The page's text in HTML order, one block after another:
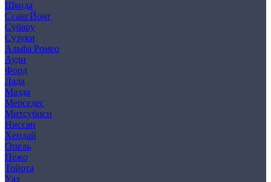
Шкода
СсангЙонг
Субару
Сузуки
Альфа Ромео
Ауди
Форд
Лада
Мазда
Мерседес
Митсубиси
Ниссан
Хендай
Опель
Пежо
Тойота
Уаз